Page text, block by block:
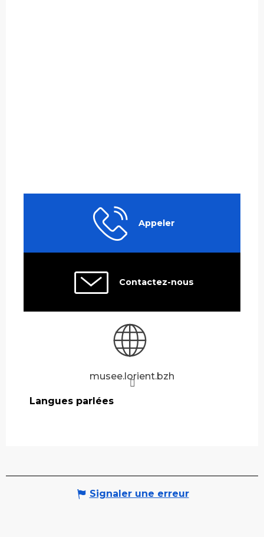
Appeler
Contactez-nous
musee.lorient.bzh
Langues parlées
Langues parlées
Signaler une erreur